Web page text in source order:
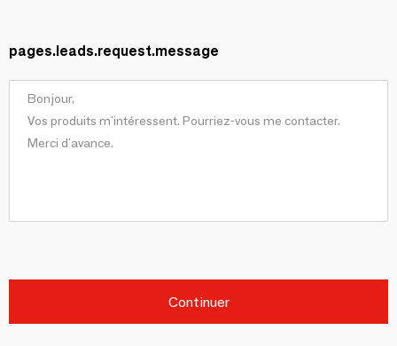
pages.leads.request.message
Continuer